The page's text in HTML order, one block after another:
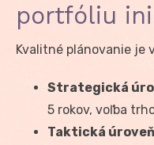
portfóliu
Kvalitné plánovanie je
Strategická
5 rokov, voľba
Taktická